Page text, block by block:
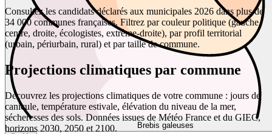
Brebis galeuses
Consultez les candidats déclarés aux municipales 2026 dans plus de
34 000 communes françaises. Filtrez par couleur politique (gauche,
centre, droite, écologistes, extrême-droite), par profil territorial
(urbain, périurbain, rural) et par taille de commune.
Projections climatiques par commune
Découvrez les projections climatiques de votre commune : jours de
canicule, température estivale, élévation du niveau de la mer,
sécheresses des sols. Données issues de Météo France et du GIEC,
horizons 2030, 2050 et 2100.